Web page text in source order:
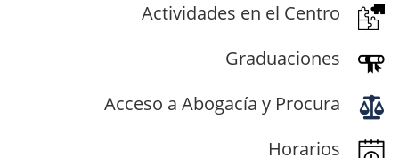
Actividades en el Centro
Graduaciones
Acceso a Abogacía y Procura
Horarios